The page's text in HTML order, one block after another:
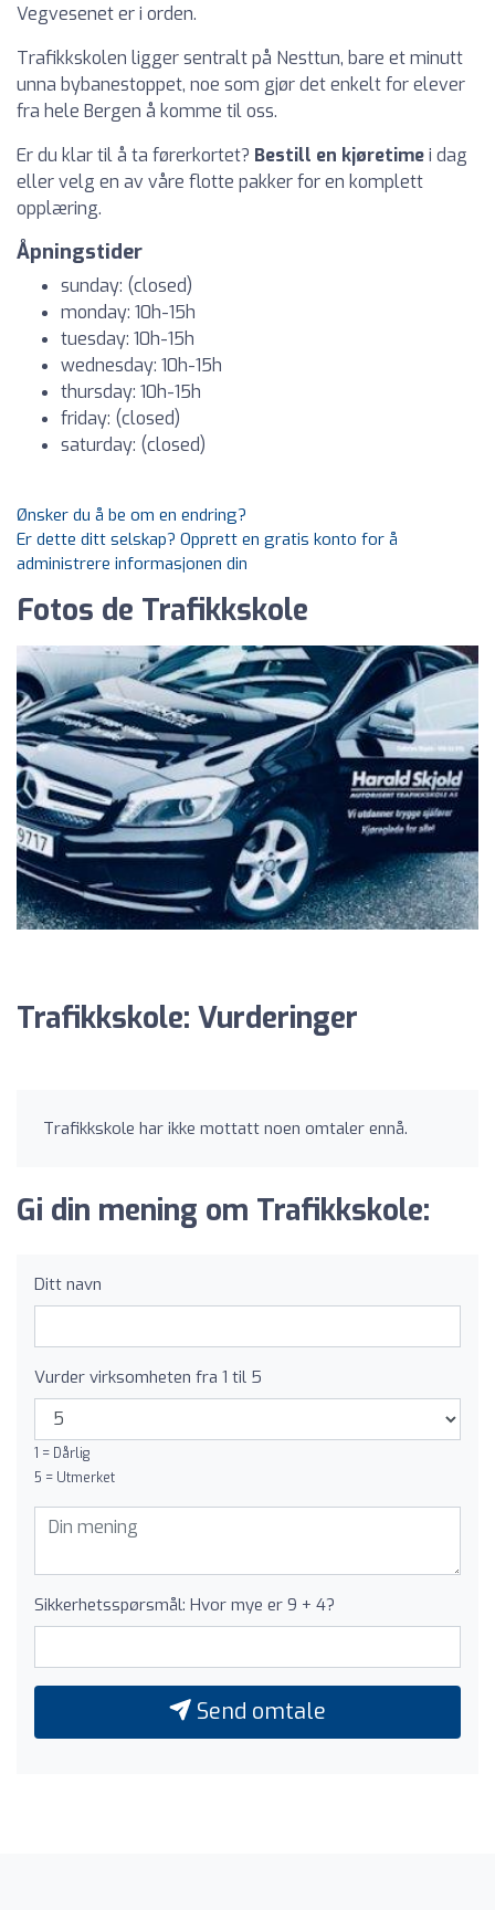
Vegvesenet er i orden.
Trafikkskolen ligger sentralt på Nesttun, bare et minutt
unna bybanestoppet, noe som gjør det enkelt for elever
fra hele Bergen å komme til oss.
Er du klar til å ta førerkortet? Bestill en kjøretimei dag
eller velg en av våre flotte pakker for en komplett
opplæring.
Åpningstider
sunday: (closed)
monday: 10h-15h
tuesday: 10h-15h
wednesday: 10h-15h
thursday: 10h-15h
friday: (closed)
saturday: (closed)
Ønsker du å be om en endring?
Er dette ditt selskap? Opprett en gratis konto for å
administrere informasjonen din
Fotos de Trafikkskole
Trafikkskole: Vurderinger
Trafikkskole har ikke mottatt noen omtaler ennå.
Gi din mening om Trafikkskole:
Ditt navn
Vurder virksomheten fra 1 til 5
1 = Dårlig
5 = Utmerket
Sikkerhetsspørsmål: Hvor mye er 9 + 4?
Send omtale